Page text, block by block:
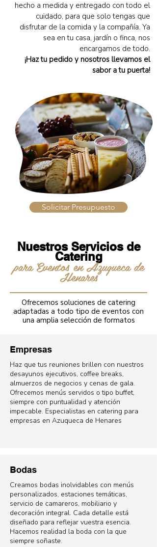
hecho a medida y entregado con todo el
cuidado, para que solo tengas que
disfrutar de la comida y la compañía. Ya
sea en tu casa, jardín o finca, nos
encargamos de todo.
¡Haz tu pedido y nosotros llevamos el
sabor a tu puerta!
Solicitar Presupuesto
Nuestros Servicios de
Catering
para Eventos en Azuqueca de
Henares
Ofrecemos soluciones de catering
adaptadas a todo tipo de eventos con
una amplia selección de formatos
Empresas
Haz que tus reuniones brillen con nuestros
desayunos ejecutivos, coffee breaks,
almuerzos de negocios y cenas de gala.
Ofrecemos menús servidos o tipo buffet,
siempre con puntualidad y atención
impecable. Especialistas en catering para
empresas en Azuqueca de Henares
Bodas
Creamos bodas inolvidables con menús
personalizados, estaciones temáticas,
servicio de camareros, mobiliario y
decoración integral. Cada detalle está
diseñado para reflejar vuestra esencia.
Hacemos realidad la boda con la que
siempre soñaste.